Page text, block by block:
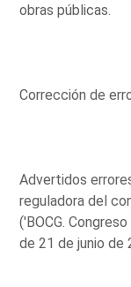
obras públicas.
Corrección de
Advertidos
reguladora del
('BOCG.
de 21 de junio de